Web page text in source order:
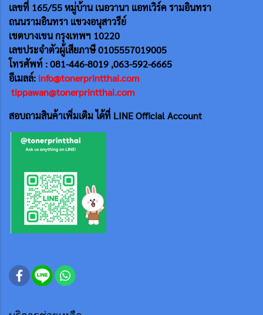
เลขที่ 165/55หมู่บ้าน เนอวานา แอทเวิร์ค รามอินทรา
ถนนรามอินทรา แขวงอนุสาวรีย์
เขตบางเขน กรุงเทพฯ 10220
เลขประจำตัวผู้เสียภาษี 0105557019005
โทรศัพท์ : 081-446-8019 ,063-592-6665
อีเมลล์: info@tonerprintthai.com
tippawan@tonerprintthai.com
สอบถามสินค้าเพิ่มเติม ได้ที่ LINE Official Account